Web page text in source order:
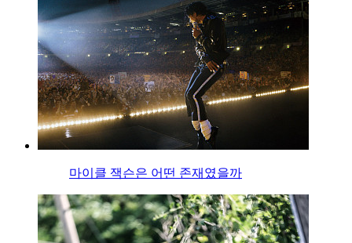
마이클 잭슨은 어떤 존재였을까